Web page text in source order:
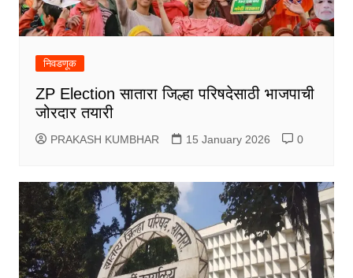
निवडणूक
ZP Election सातारा जिल्हा परिषदेसाठी भाजपाची
जोरदार तयारी
PRAKASH KUMBHAR 15 January 2026 0